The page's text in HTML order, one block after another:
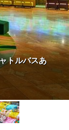
トルバスあ